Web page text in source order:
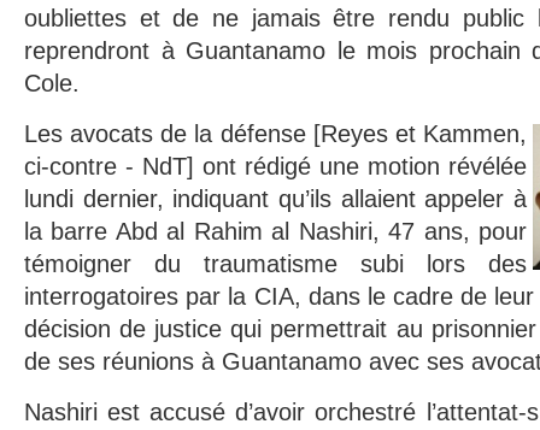
oubliettes et de ne jamais être rendu public
reprendront à Guantanamo le mois prochain
Cole.
Les avocats de la défense [Reyes et Kammen,
ci-contre - NdT] ont rédigé une motion révélée
lundi dernier, indiquant qu’ils allaient appeler à
la barre Abd al Rahim al Nashiri, 47 ans, pour
témoigner du traumatisme subi lors des
interrogatoires par la CIA, dans le cadre de leur
décision de justice qui permettrait au
de ses réunions à Guantanamo avec ses
Nashiri est accusé d’avoir orchestré